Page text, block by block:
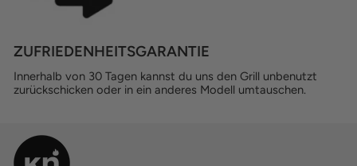
ZUFRIEDENHEITSGARANTIE
Innerhalb von 30 Tagen kannst du uns den Grill unbenutzt
zurückschicken oder in ein anderes Modell umtauschen.